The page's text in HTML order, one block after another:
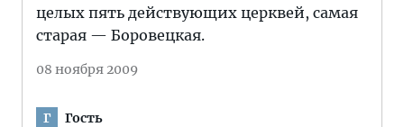
целых пять действующих церквей, самая
старая — Боровецкая.
08 ноября 2009
Г Гость